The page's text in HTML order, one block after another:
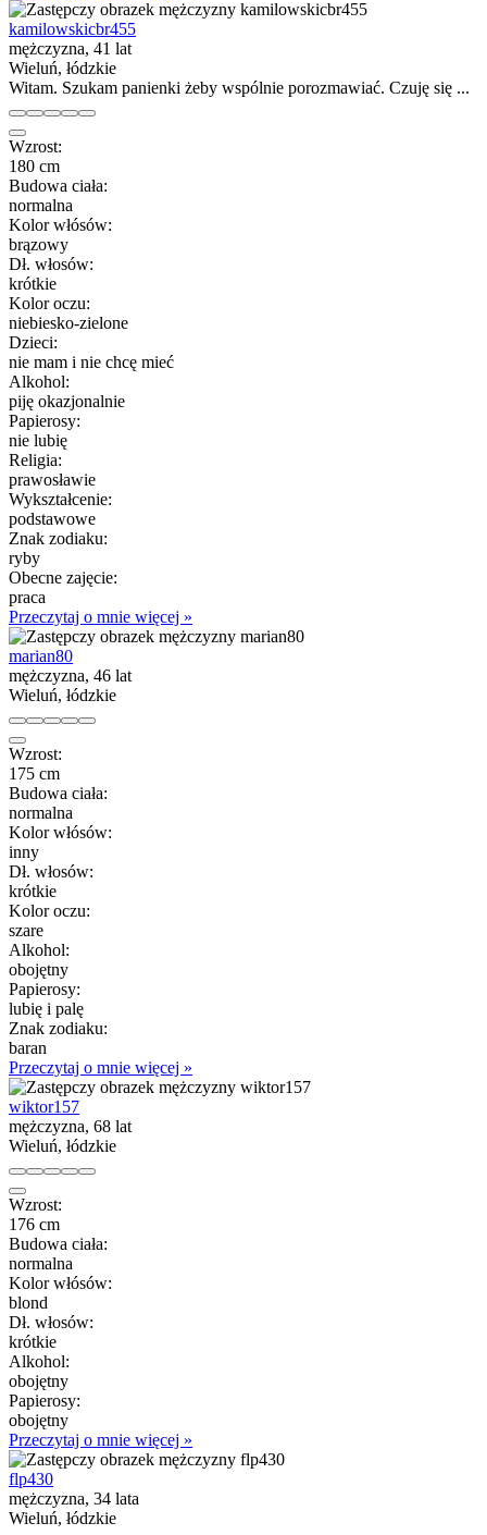
kamilowskicbr455
mężczyzna, 41 lat
Wieluń, łódzkie
Witam. Szukam panienki żeby wspólnie porozmawiać. Czuję się ...
Wzrost:
180 cm
Budowa ciała:
normalna
Kolor włósów:
brązowy
Dł. włosów:
krótkie
Kolor oczu:
niebiesko-zielone
Dzieci:
nie mam i nie chcę mieć
Alkohol:
piję okazjonalnie
Papierosy:
nie lubię
Religia:
prawosławie
Wykształcenie:
podstawowe
Znak zodiaku:
ryby
Obecne zajęcie:
praca
Przeczytaj o mnie więcej »
marian80
mężczyzna, 46 lat
Wieluń, łódzkie
Wzrost:
175 cm
Budowa ciała:
normalna
Kolor włósów:
inny
Dł. włosów:
krótkie
Kolor oczu:
szare
Alkohol:
obojętny
Papierosy:
lubię i palę
Znak zodiaku:
baran
Przeczytaj o mnie więcej »
wiktor157
mężczyzna, 68 lat
Wieluń, łódzkie
Wzrost:
176 cm
Budowa ciała:
normalna
Kolor włósów:
blond
Dł. włosów:
krótkie
Alkohol:
obojętny
Papierosy:
obojętny
Przeczytaj o mnie więcej »
flp430
mężczyzna, 34 lata
Wieluń, łódzkie